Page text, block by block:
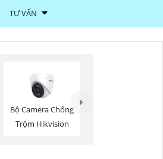
TƯ VẤN
Bộ Camera Chống
Trộm Hikvision